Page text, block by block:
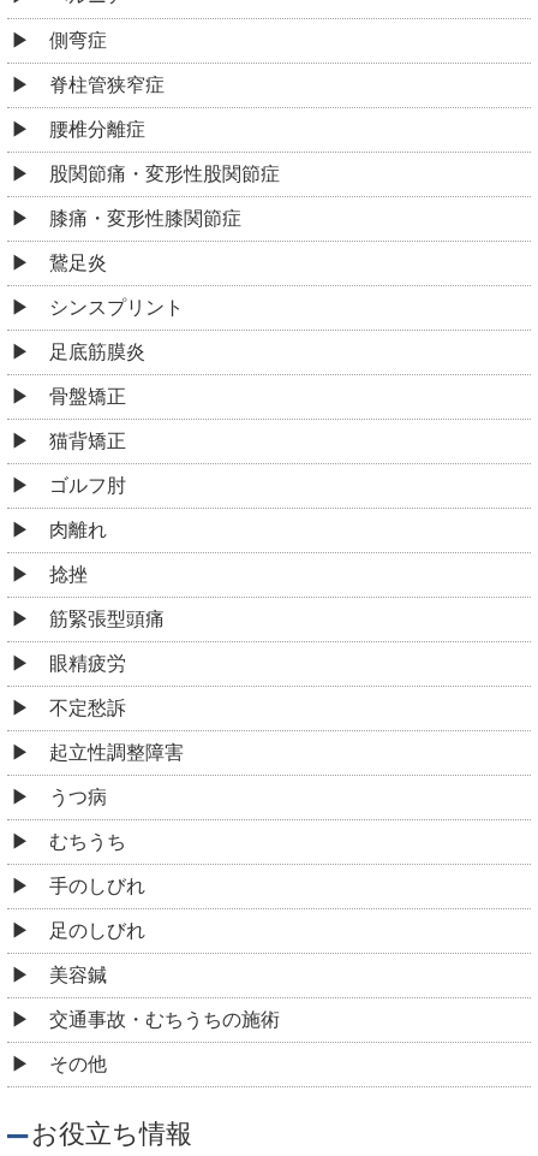
側弯症
脊柱管狭窄症
腰椎分離症
股関節痛・変形性股関節症
膝痛・変形性膝関節症
鵞足炎
シンスプリント
足底筋膜炎
骨盤矯正
猫背矯正
ゴルフ肘
肉離れ
捻挫
筋緊張型頭痛
眼精疲労
不定愁訴
起立性調整障害
うつ病
むちうち
手のしびれ
足のしびれ
美容鍼
交通事故・むちうちの施術
その他
お役立ち情報